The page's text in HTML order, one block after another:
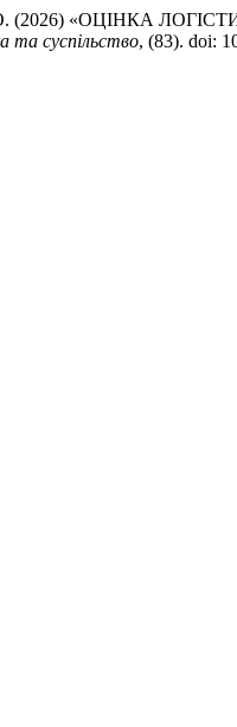
О. (2026) «ОЦІНКА
та суспільство, (83). doi: